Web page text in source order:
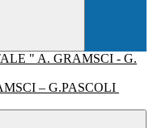
– G.PASCOLI